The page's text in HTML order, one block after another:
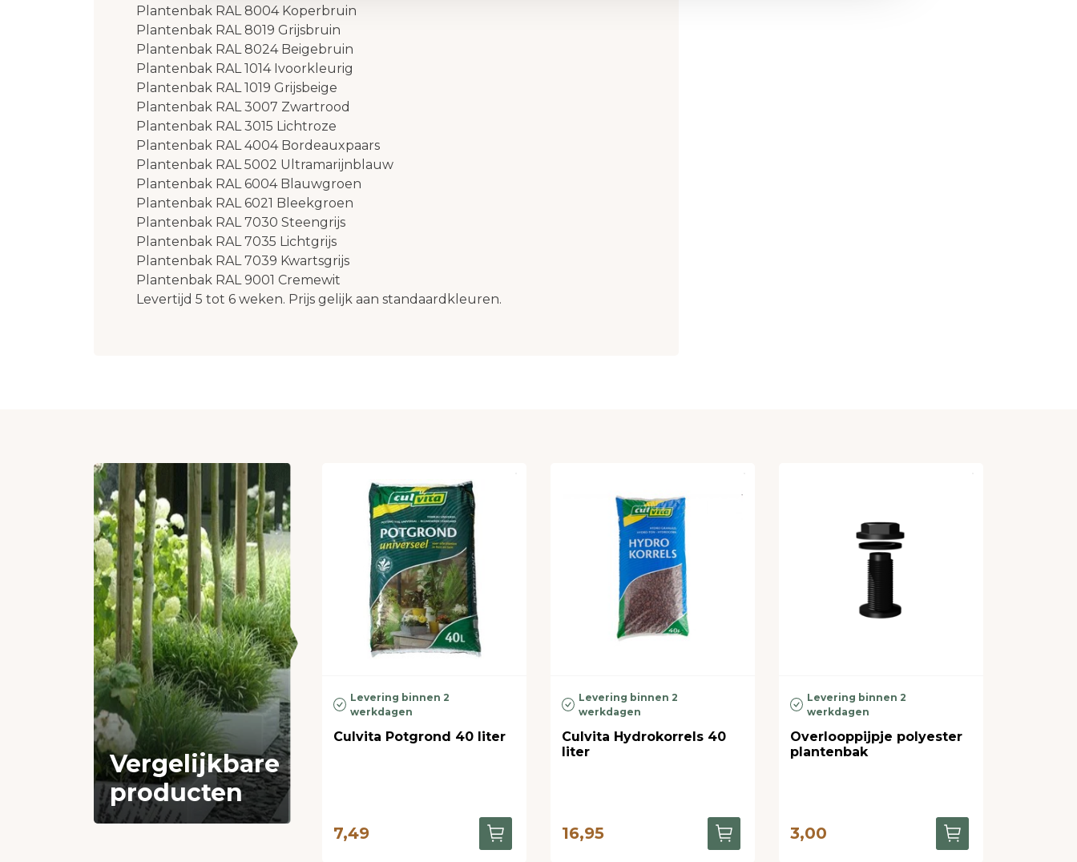
Plantenbak RAL 8004 Koperbruin
Plantenbak RAL 8019 Grijsbruin
Plantenbak RAL 8024 Beigebruin
Plantenbak RAL 1014 Ivoorkleurig
Plantenbak RAL 1019 Grijsbeige
Plantenbak RAL 3007 Zwartrood
Plantenbak RAL 3015 Lichtroze
Plantenbak RAL 4004 Bordeauxpaars
Plantenbak RAL 5002 Ultramarijnblauw
Plantenbak RAL 6004 Blauwgroen
Plantenbak RAL 6021 Bleekgroen
Plantenbak RAL 7030 Steengrijs
Plantenbak RAL 7035 Lichtgrijs
Plantenbak RAL 7039 Kwartsgrijs
Plantenbak RAL 9001 Cremewit
Levertijd 5 tot 6 weken. Prijs gelijk aan standaardkleuren.
Vergelijkbare
producten
Levering binnen 2
werkdagen
Culvita Potgrond 40 liter
7,49
Levering binnen 2
werkdagen
Culvita Hydrokorrels 40
liter
16,95
Levering binnen 2
werkdagen
Overlooppijpje polyester
plantenbak
3,00